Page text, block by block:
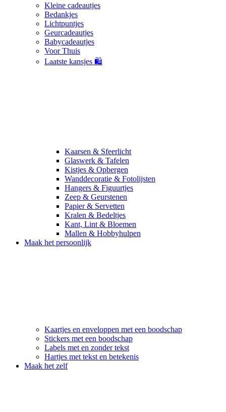
Kleine cadeautjes
Bedankjes
Lichtpuntjes
Geurcadeautjes
Babycadeautjes
Voor Thuis
Laatste kansjes 🛍️
Kaarsen & Sfeerlicht
Glaswerk & Tafelen
Kistjes & Opbergen
Wanddecoratie & Fotolijsten
Hangers & Figuurtjes
Zeep & Geurstenen
Papier & Servetten
Kralen & Bedeltjes
Kant, Lint & Bloemen
Mallen & Hobbyhulpen
Maak het persoonlijk
Kaartjes en enveloppen met een boodschap
Stickers met een boodschap
Labels met en zonder tekst
Hartjes met tekst en betekenis
Maak het zelf